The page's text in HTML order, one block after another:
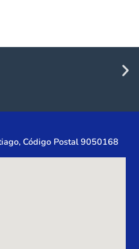
Código Postal 9050168